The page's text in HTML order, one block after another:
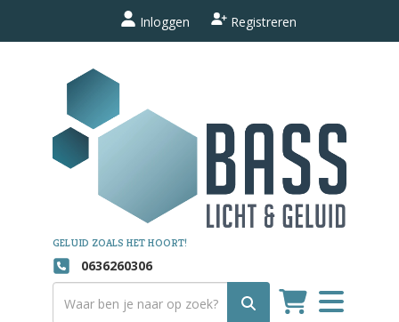
Inloggen Registreren
GELUID ZOALS HET HOORT!
0636260306
Toggle
navigation